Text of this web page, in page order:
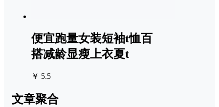
便宜跑量女装短袖t恤百
搭减龄显瘦上衣夏t
￥ 5.5
文章聚合